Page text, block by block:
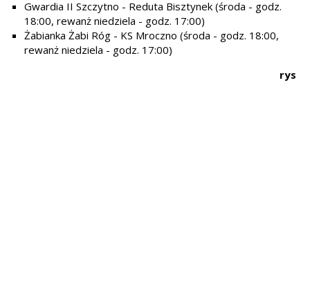
Gwardia II Szczytno - Reduta Bisztynek (środa - godz.
18:00, rewanż niedziela - godz. 17:00)
Żabianka Żabi Róg - KS Mroczno (środa - godz. 18:00,
rewanż niedziela - godz. 17:00)
rys